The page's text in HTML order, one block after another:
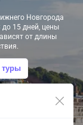
Новгорода
15 дней, цены
от длины
туры